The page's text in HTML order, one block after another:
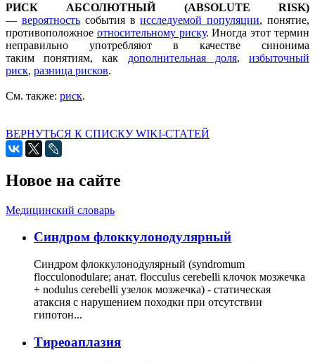
РИСК АБСОЛЮТНЫЙ (ABSOLUTE RISK)
— вероятностьсобытия висследуемой популяции, понятие,
противоположное относительному риску. Иногда этот термин
неправильно употребляют в качестве синонима
таким понятиям, как дополнительная доля,избыточный
риск, разница рисков.
См. также: риск.
ВЕРНУТЬСЯ К СПИСКУ WIKI-СТАТЕЙ
Новое на сайте
Медицинский словарь
Cиндром флоккулонодулярный
Синдром флоккулонодулярный (syndromum
flocculonodulare; анат. flocculus cerebelli клочок мозжечка
+ nodulus cerebelli узелок мозжечка) - статическая
атаксия с нарушением походки при отсутствии
гипотон...
Тиреоаплазия